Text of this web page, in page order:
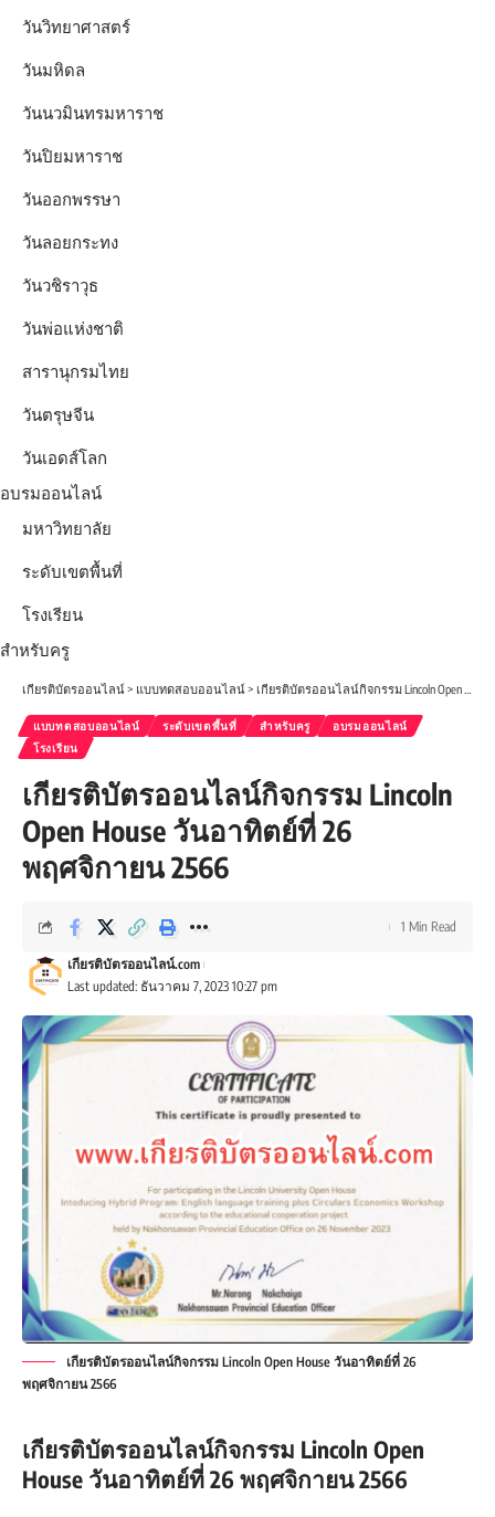
วันวิทยาศาสตร์
วันมหิดล
วันนวมินทรมหาราช
วันปิยมหาราช
วันออกพรรษา
วันลอยกระทง
วันวชิราวุธ
วันพ่อแห่งชาติ
สารานุกรมไทย
วันตรุษจีน
วันเอดส์โลก
อบรมออนไลน์
มหาวิทยาลัย
ระดับเขตพื้นที่
โรงเรียน
สำหรับครู
เกียรติบัตรออนไลน์> แบบทดสอบออนไลน์> เกียรติบัตรออนไลน์กิจกรรม Lincoln Open House วันอาทิตย์ที่ 26 พฤศจิกายน 2566
แบบทดสอบออนไลน์ ระดับเขตพื้นที่ สำหรับครู
อบรมออนไลน์
โรงเรียน
เกียรติบัตรออนไลน์กิจกรรม Lincoln
Open House วันอาทิตย์ที่ 26
พฤศจิกายน 2566
Last updated: ธันวาคม 7, 2023 10:27 pm
เกียรติบัตรออนไลน์.com
1 Min Read
เกียรติบัตรออนไลน์กิจกรรม Lincoln Open House วันอาทิตย์ที่ 26
พฤศจิกายน 2566
เกียรติบัตรออนไลน์กิจกรรม Lincoln Open
House วันอาทิตย์ที่ 26 พฤศจิกายน 2566